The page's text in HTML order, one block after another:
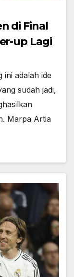
di Final
up Lagi
ini adalah ide
sudah jadi,
Marpa Artia